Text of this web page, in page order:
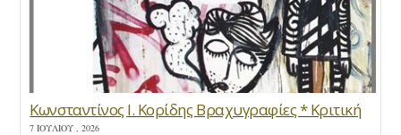
Κωνσταντίνος Ι. Κορίδης Βραχυγραφίες * Κριτική
7 ΙΟΥΛΊΟΥ , 2026